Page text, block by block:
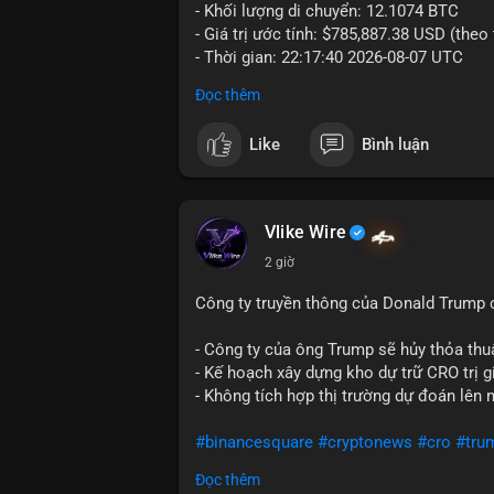
- Khối lượng di chuyển: 12.1074 BTC
- Giá trị ước tính: $785,887.38 USD (theo
- Thời gian: 22:17:40 2026-08-07 UTC
Nhận định phân tích hành vi của Cá voi
giá $64,909.56 đang nằm gần vùng
bước chuẩn bị thanh khoản để bán ra,
dò thanh khoản thị trường trước khi có
Lời khuyên cho nhà đầu tư nhỏ lẻ:
dịch tương tự trong 24 giờ tới, khả năng
#12dot1btc #786kusd #dichuyenvinuong
Đọc thêm
Like Bình luận
Vlike Wire
2 giờ
Công ty truyền thông của Donald
- Công ty của ông Trump sẽ hủy thỏa
- Kế hoạch xây dựng kho dự trữ CRO trị
- Không tích hợp thị trường dự đoán lên
#binancesquare #cryptonews #cro
$cro
Đọc thêm